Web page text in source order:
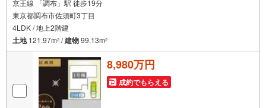
京王線 「調布」駅 徒歩19分
東京都調布市佐須町3丁目
4LDK / 地上2階建
土地121.97m2 /建物99.13m2
8,980万円
成約でもらえる